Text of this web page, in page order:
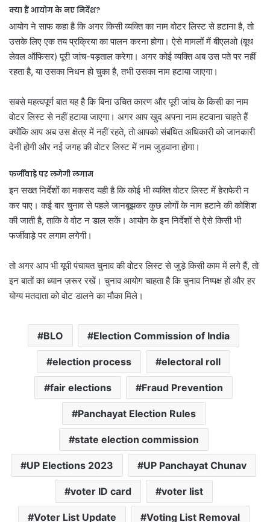
क्या हैं आयोग के नए निर्देश?
आयोग ने साफ कहा है कि अगर किसी व्यक्ति का नाम वोटर लिस्ट से हटाना है, तो
उसके लिए एक तय प्रक्रिया का पालन करना होगा। ऐसे मामलों में बीएलओ (बूथ
लेवल ऑफिसर) पूरी जांच-पड़ताल करेगा। अगर कोई व्यक्ति अब उस पते पर नहीं
रहता है, या उसका निधन हो चुका है, तभी उसका नाम हटाया जाएगा।
सबसे महत्वपूर्ण बात यह है कि बिना उचित कारण और पूरी जांच के किसी का नाम
वोटर लिस्ट से नहीं हटाया जाएगा। अगर आप खुद अपना नाम हटवाना चाहते हैं
क्योंकि आप अब उस क्षेत्र में नहीं रहते, तो आपको संबंधित अधिकारी को जानकारी
देनी होगी और नई जगह की वोटर लिस्ट में नाम जुड़वाना होगा।
फर्जीवाड़े पर लगेगी लगाम
इन सख्त निर्देशों का मकसद यही है कि कोई भी व्यक्ति वोटर लिस्ट में हेराफेरी न
कर पाए। कई बार चुनाव से पहले जानबूझकर कुछ लोगों के नाम हटाने की कोशिश
की जाती है, ताकि वे वोट न डाल सकें। आयोग के इन निर्देशों से ऐसे किसी भी
फर्जीवाड़े पर लगाम लगेगी।
तो अगर आप भी यूपी पंचायत चुनाव की वोटर लिस्ट से जुड़े किसी काम में लगे हैं, तो
इन बातों का ध्यान ज़रूर रखें। चुनाव आयोग चाहता है कि चुनाव निष्पक्ष हों और हर
योग्य मतदाता को वोट डालने का मौका मिले।
BLO Election Commission of India
election process electoral roll
fair elections Fraud Prevention
Panchayat Election Rules
state election commission
UP Elections 2023 UP Panchayat Chunav
voter ID card voter list
Voter List Update Voting List Removal